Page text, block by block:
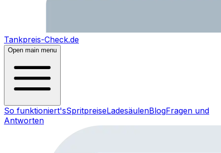
Tankpreis-Check.de
Open main menu
So funktioniert'sSpritpreiseLadesäulenBlogFragen und
Antworten